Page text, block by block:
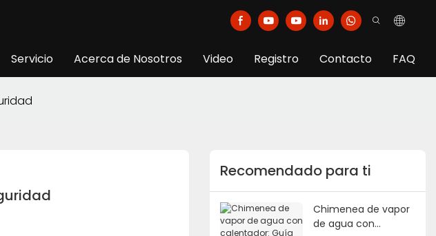
Servicio Acerca de Nosotros Video Registro Contacto FAQ
Recomendado para ti
Chimenea de vapor
de agua con